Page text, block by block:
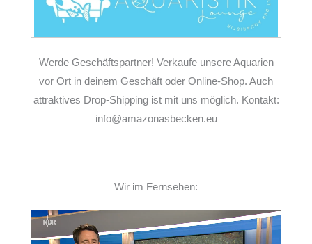
Werde Geschäftspartner! Verkaufe unsere Aquarien
vor Ort in deinem Geschäft oder Online-Shop. Auch
attraktives Drop-Shipping ist mit uns möglich. Kontakt:
info@amazonasbecken.eu
Wir im Fernsehen:
Player